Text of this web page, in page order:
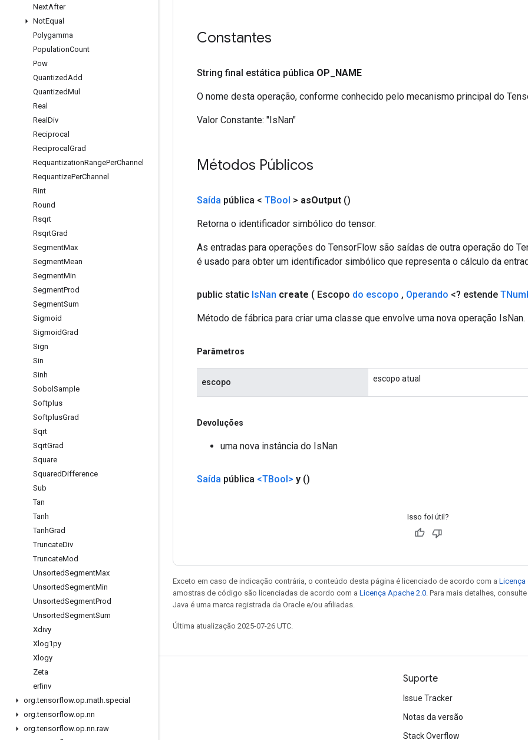
NextAfter
NotEqual
Polygamma
PopulationCount
Pow
QuantizedAdd
QuantizedMul
Real
Real Div
Reciprocal
Reciprocal Grad
RequantizationRangePerChannel
RequantizePerChannel
Rint
Round
Rsqrt
RsqrtGrad
SegmentMax
SegmentMean
SegmentMin
SegmentProd
SegmentSum
Sigmoid
SigmoidGrad
Sign
Sin
Sinh
Sobol Sample
Softplus
SoftplusGrad
Sqrt
SqrtGrad
Square
SquaredDifference
Sub
Tan
Tanh
TanhGrad
TruncateDiv
TruncateMod
UnsortedSegmentMax
UnsortedSegmentMin
UnsortedSegmentProd
UnsortedSegmentSum
Xdivy
Xlog1py
Xlogy
Zeta
erfinv
org.tensorflow.op.math.special
org.tensorflow.op.nn
org.tensorflow.op.nn.raw
Constantes
String final estática pública OP NAME
O nome desta operação, conforme conhecido pelo mecanismo principal do
Valor Constante: "IsNan"
Métodos Públicos
Saída pública < TBool > asOutput ()
Retorna o identificador simbólico do tensor.
As entradas para operações do TensorFlow são saídas de outra operação do
é usado para obter um identificador simbólico que representa o cálculo da
public static IsNan create ( Escopo do escopo , Operando <? estende
Método de fábrica para criar uma classe que envolve uma nova operação IsNan.
Parâmetros
escopo escopo atual
Devoluções
uma nova instância do IsNan
Saída pública <TBool> y ()
Isso foi útil?
Exceto em caso de indicação contrária, o conteúdo desta página é licenciado de acordo com a Licença
amostras de código são licenciadas de acordo com a Licença Apache 2.0 . Para mais detalhes,
Java é uma marca registrada da Oracle e/ou afiliadas.
Última atualização 2025-07-26 UTC.
Blog
Fórum
GitHub
Suporte
Issue Tracker
Notas da versão
Stack Overflow